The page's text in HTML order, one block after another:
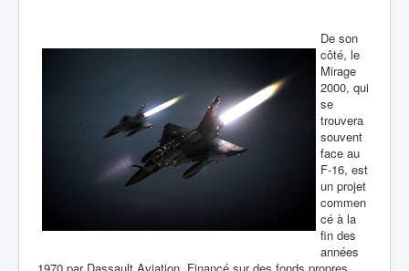
De son
côté, le
Mirage
2000, qui
se
trouvera
souvent
face au
F-16, est
un projet
commen
cé à la
fin des
années